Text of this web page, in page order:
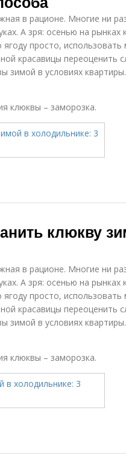
в рационе. Многие ни
А зря: осенью на рынках
ягоду просто,
красавицы переоценить
зимой в условиях квартиры.
клюквы – заморозка.
клюкву
в рационе. Многие ни
А зря: осенью на рынках
ягоду просто,
красавицы переоценить
зимой в условиях квартиры.
клюквы – заморозка.